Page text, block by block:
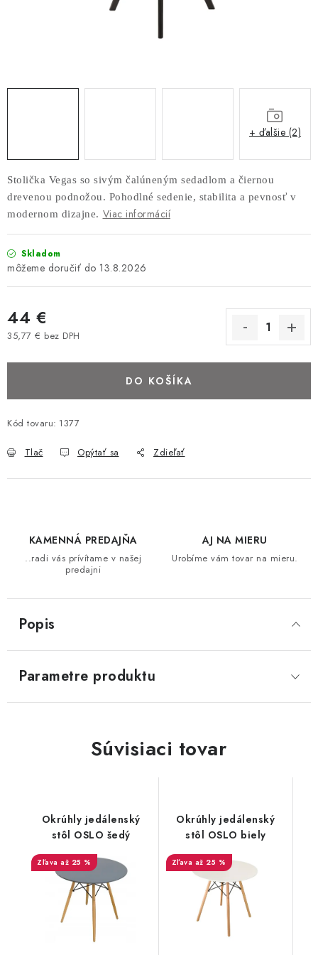
NAJPREDÁVANEJŠIE PRODUKTY
ZÁVESNÉ HOJDACIE KRESLÁ
ZÁHRADNÝ NÁBYTOK
BAROVÉ STOLIČKY
LAMELOVÉ ROŠTY DO POSTELE
TABURETKY
KONFERENČNÉ STOLÍKY
KVETINÁČE
DETSKÝ NÁBYTOK
VSTAVANÉ SKRINE
NOČNÉ STOLÍKY
KOMODY A VITRÍNY
Stolička Vegas so sivým čalúneným sedadlom a čiernou
drevenou podnožou. Pohodlné sedenie, stabilita a pevnosť v
modernom dizajne. Viac informácií
Skladom
13.8.2026
44 €
35,77 € bez DPH
DO KOŠÍKA
Kód tovaru: 1377
Tlač Opýtať sa Zdieľať
+ ďalšie (2)
KAMENNÁ PREDAJŇA
..radi vás prívítame v našej
predajni
AJ NA MIERU
Urobíme vám tovar na mieru.
Popis
Parametre produktu
Súvisiaci tovar
Okrúhly jedálenský
stôl OSLO šedý
až 25 %
Okrúhly jedálenský
stôl OSLO biely
až 25 %